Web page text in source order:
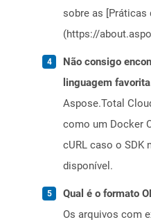
sobre as [Práticas
(https://
Não consigo
linguagem
Aspose.Total
como um Docker
cURL caso o SDK
disponível.
Qual é o formato
Os arquivos com